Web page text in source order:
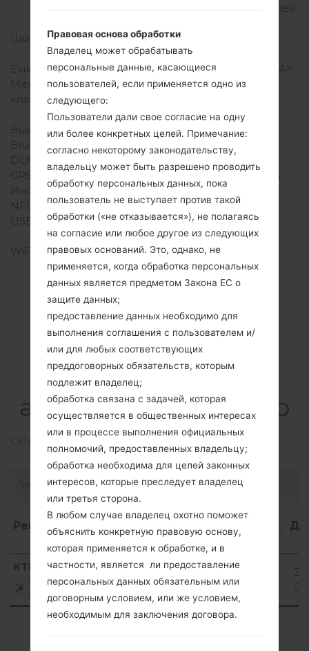
(~401 плотность пикселей
Цвета экрана
16M цветов
Аккумулятор и клавиатура
Емкость аккумулятора
Съемный Li-Ion 3140 mAh
Механическая
клавиатура
-
Интерфейсы
Выход для аудио
3.5mm jack
Bluetooth
Версия 4.0, A2DP, aptX
DLNA
GPS
A-GPS, S-GPS, GLONASS
Инфракрасный порт
Есть
NFC
Есть
USB
microUSB 2.0 (SlimPort),
USB Host
WiFi
Wi-Fi 802.11 a/b/g/n/ac,
dual-band, Wi-Fi Direct,
hotspot
Прошивки
LGF240K(LGF240K)
akaLG Optimus G Pro
Описание регионов прошивок телефонов LG
Регион
Регион
Название
файла
ОС Размер
KTF
Republic
of Korea
F240K30d_00.kdz
Android
5.0.x
Lollipop
1.2 GiB
Showing 1 to 1 of 1 entries
Правовая основа обработки
Владелец может обрабатывать
персональные данные, касающиеся
пользователей, если применяется одно из
следующего:
Пользователи дали свое согласие на одну
или более конкретных целей. Примечание:
согласно некоторому законодательству,
владельцу может быть разрешено проводить
обработку персональных данных, пока
пользователь не выступает против такой
обработки («не отказывается»), не полагаясь
на согласие или любое другое из следующих
правовых оснований. Это, однако, не
применяется, когда обработка персональных
данных является предметом Закона ЕС о
защите данных;
предоставление данных необходимо для
выполнения соглашения с пользователем и/
или для любых соответствующих
преддоговорных обязательств, которым
подлежит владелец;
обработка связана с задачей, которая
осуществляется в общественных интересах
или в процессе выполнения официальных
полномочий, предоставленных владельцу;
обработка необходима для целей законных
интересов, которые преследует владелец
или третья сторона.
В любом случае владелец охотно поможет
объяснить конкретную правовую основу,
которая применяется к обработке, и в
частности, является ли предоставление
персональных данных обязательным или
договорным условием, или же условием,
необходимым для заключения договора.